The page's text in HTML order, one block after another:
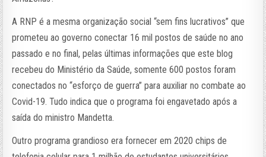
A RNP é a mesma organização social “sem fins lucrativos” que
prometeu ao governo conectar 16 mil postos de saúde no ano
passado e no final, pelas últimas informações que este blog
recebeu do Ministério da Saúde, somente 600 postos foram
conectados no “esforço de guerra” para auxiliar no combate ao
Covid-19. Tudo indica que o programa foi engavetado após a
saída do ministro Mandetta.
Outro programa grandioso era fornecer em 2020 chips de